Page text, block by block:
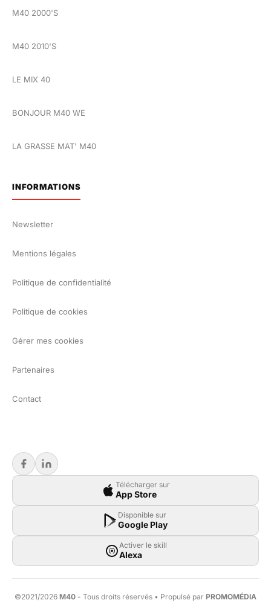
M40 2000'S
M40 2010'S
LE MIX 40
BONJOUR M40 WE
LA GRASSE MAT' M40
INFORMATIONS
Newsletter
Mentions légales
Politique de confidentialité
Politique de cookies
Gérer mes cookies
Partenaires
Contact
Télécharger sur
App Store
Disponible sur
Google Play
Activer le skill
Alexa
©2021/2026 M40 - Tous droits réservés • Propulsé par PROMOMÉDIA